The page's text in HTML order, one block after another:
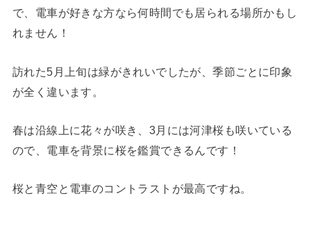
で、電車が好きな方なら何時間でも居られる場所かもし
れません！
訪れた5月上旬は緑がきれいでしたが、季節ごとに印象
が全く違います。
春は沿線上に花々が咲き、3月には河津桜も咲いている
ので、電車を背景に桜を鑑賞できるんです！
桜と青空と電車のコントラストが最高ですね。